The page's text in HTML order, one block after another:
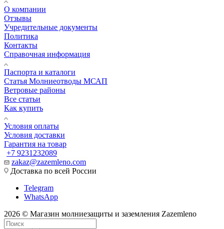
О компании
Отзывы
Учредительные документы
Политика
Контакты
Справочная информация
Паспорта и каталоги
Статья Молниеотводы МСАП
Ветровые районы
Все статьи
Как купить
Условия оплаты
Условия доставки
Гарантия на товар
+7 9231232089
zakaz@zazemleno.com
Доставка по всей России
Telegram
WhatsApp
2026 © Магазин молниезащиты и заземления Zazemleno